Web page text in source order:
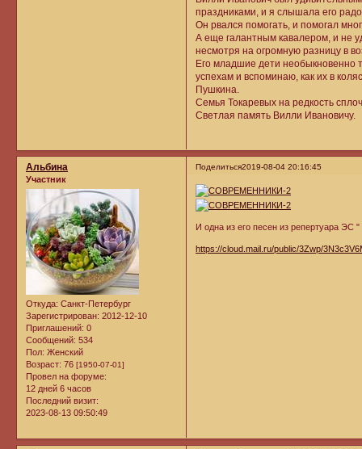
праздниками, и я слышала его
Он рвался помогать, и помогал
А еще галантным кавалером, и не
несмотря на огромную разницу в
Его младшие дети необыкновенно
успехам и вспоминаю, как их в
Пушкина.
Семья Токаревых на редкость
Светлая память Вилли Ивановичу.
Поделиться2019-08-04 20:16:45
Альбина
Участник
Откуда: Санкт-Петербург
Зарегистрирован: 2012-12-10
Приглашений: 0
Сообщений: 534
Пол: Женский
Возраст: 76 [1950-07-01]
Провел на форуме:
12 дней 6 часов
Последний визит:
2023-08-13 09:50:49
И одна из его песен из репертуара ЭС "
https://cloud.mail.ru/public/3Zwp/